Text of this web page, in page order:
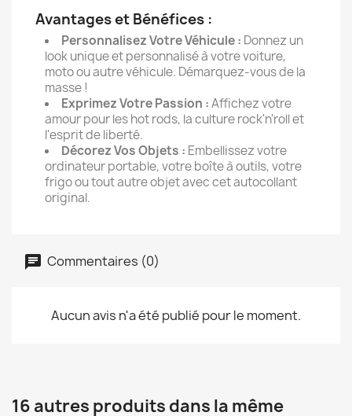
Avantages et Bénéfices :
Personnalisez Votre Véhicule : Donnez un
look unique et personnalisé à votre voiture,
moto ou autre véhicule. Démarquez-vous de la
masse !
Exprimez Votre Passion :Affichez votre
amour pour les hot rods, la culture rock'n'roll et
l'esprit de liberté.
Décorez Vos Objets : Embellissez votre
ordinateur portable, votre boîte à outils, votre
frigo ou tout autre objet avec cet autocollant
original.
Commentaires (0)
Aucun avis n'a été publié pour le moment.
16 autres produits dans la même